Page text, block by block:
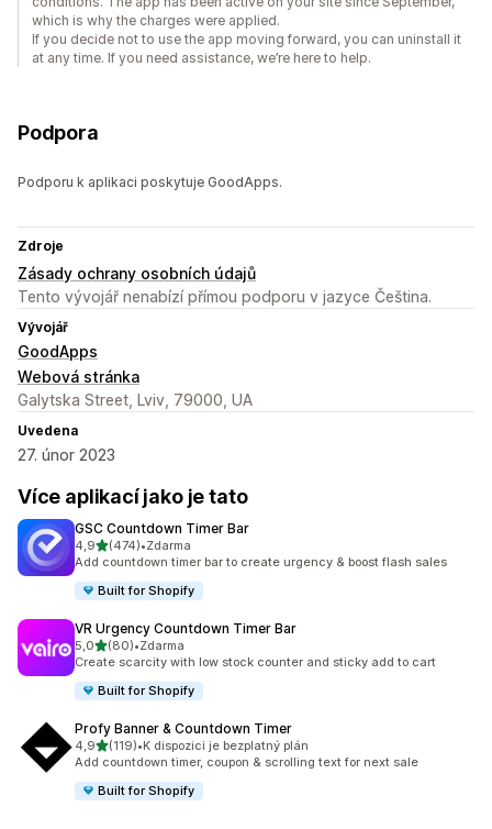
which is why the charges were applied.
If you decide not to use the app moving forward, you can uninstall it
at any time. If you need assistance, we’re here to help.
Podpora
Podporu k aplikaci poskytuje GoodApps.
Zdroje
Zásady ochrany osobních údajů
Tento vývojář nenabízí přímou podporu v jazyce Čeština.
Vývojář
GoodApps
Webová stránka
Galytska Street, Lviv, 79000, UA
Uvedena
27. únor 2023
Více aplikací jako je tato
GSC Countdown Timer Bar
4,9z 5 hvězd
(474)
Celkový počet recenzí: 474
•Zdarma
Add countdown timer bar to create urgency & boost flash sales
Built for Shopify
VR Urgency Countdown Timer Bar
5,0z 5 hvězd
(80)
Celkový počet recenzí: 80
•Zdarma
Create scarcity with low stock counter and sticky add to cart
Built for Shopify
Profy Banner & Countdown Timer
4,9z 5 hvězd
(119)
Celkový počet recenzí: 119
•K dispozici je bezplatný plán
Add countdown timer, coupon & scrolling text for next sale
Built for Shopify